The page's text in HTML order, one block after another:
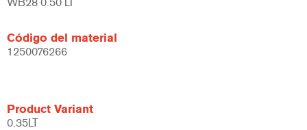
Código del material
1250076266
Product Variant
0.35LT